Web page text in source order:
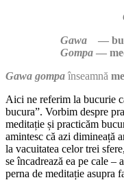
Gawa —
Gompa —
Gawa gompa înseamnă
Aici ne referim la bucurie
bucura”. Vorbim despre
meditație și practicăm
amintesc că azi dimineață
la vacuitatea celor trei
se încadrează ea pe cale –
perna de meditație asupra